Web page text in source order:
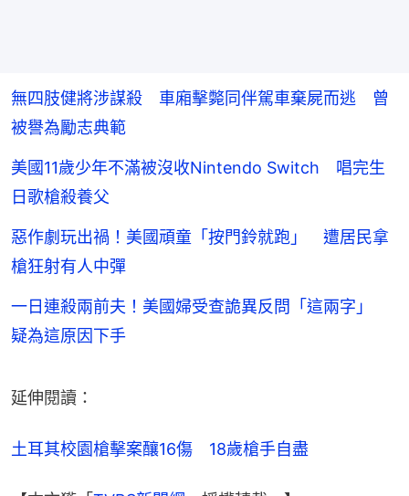
無四肢健將涉謀殺 車廂擊斃同伴駕車棄屍而逃 曾
被譽為勵志典範
美國11歲少年不滿被沒收Nintendo Switch 唱完生
日歌槍殺養父
惡作劇玩出禍！美國頑童「按門鈴就跑」 遭居民拿
槍狂射有人中彈
一日連殺兩前夫！美國婦受查詭異反問「這兩字」
疑為這原因下手
延伸閱讀：
土耳其校園槍擊案釀16傷　18歲槍手自盡